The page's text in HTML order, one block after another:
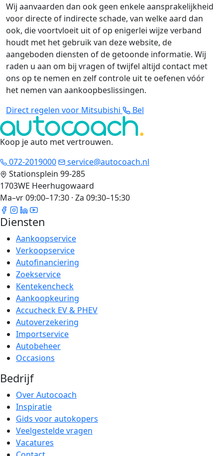
Wij aanvaarden dan ook geen enkele aansprakelijkheid
voor directe of indirecte schade, van welke aard dan
ook, die voortvloeit uit of op enigerlei wijze verband
houdt met het gebruik van deze website, de
aangeboden diensten of de getoonde informatie. Wij
raden u aan om bij vragen of twijfel altijd contact met
ons op te nemen en zelf controle uit te oefenen vóór
het nemen van aankoopbeslissingen.
Direct regelen voor Mitsubishi
Bel
Koop je auto met vertrouwen.
072-2019000
service@autocoach.nl
Stationsplein 99-285
1703WE Heerhugowaard
Ma–vr 09:00–17:30 · Za 09:30–15:30
Diensten
Aankoopservice
Verkoopservice
Autofinanciering
Zoekservice
Kentekencheck
Aankoopkeuring
Accucheck EV & PHEV
Autoverzekering
Importservice
Autobeheer
Occasions
Bedrijf
Over Autocoach
Inspiratie
Gids voor autokopers
Veelgestelde vragen
Vacatures